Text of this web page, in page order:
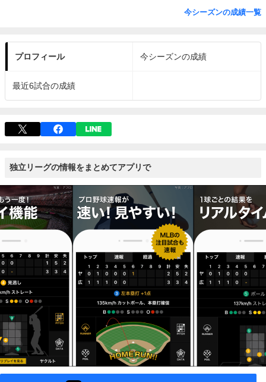
今シーズンの成績一覧
プロフィール 今シーズンの成績
最近6試合の成績
独立リーグの情報をまとめてアプリで